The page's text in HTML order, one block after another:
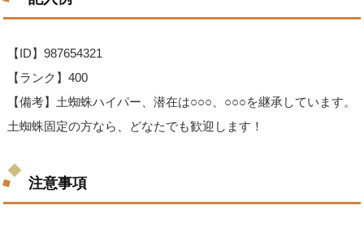
【ID】987654321
【ランク】400
【備考】土蜘蛛ハイパー、潜在は○○○、○○○を継承しています。
土蜘蛛固定の方なら、どなたでも歓迎します！
注意事項